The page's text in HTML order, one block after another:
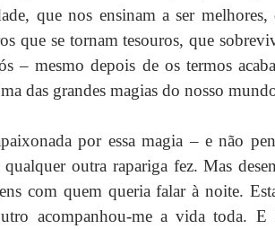
que nos ensinam a ser
que se tornam tesouros, que
– mesmo depois de os termos
das grandes magias do nosso
por essa magia – e não
outra rapariga fez. Mas
com quem queria falar à noite.
acompanhou-me a vida toda. E